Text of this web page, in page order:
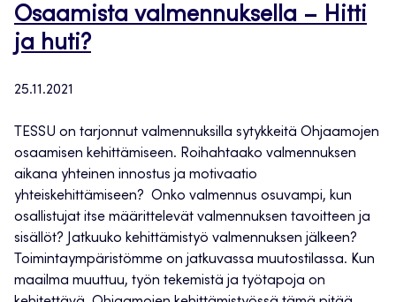
Osaamista valmennuksella – Hitti
ja huti?
25.11.2021
TESSU on tarjonnut valmennuksilla sytykkeitä Ohjaamojen
osaamisen kehittämiseen. Roihahtaako valmennuksen
aikana yhteinen innostus ja motivaatio
yhteiskehittämiseen? Onko valmennus osuvampi, kun
osallistujat itse määrittelevät valmennuksen tavoitteen ja
sisällöt? Jatkuuko kehittämistyö valmennuksen jälkeen?
Toimintaympäristömme on jatkuvassa muutostilassa. Kun
maailma muuttuu, työn tekemistä ja työtapoja on